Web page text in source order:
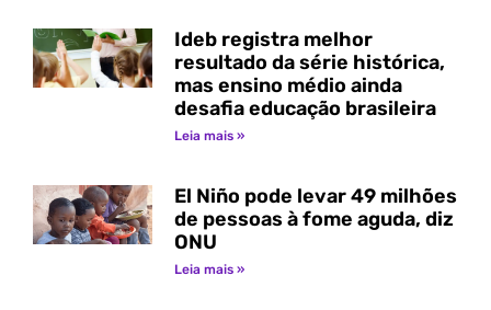
Ideb registra melhor
resultado da série histórica,
mas ensino médio ainda
desafia educação brasileira
Leia mais »
El Niño pode levar 49 milhões
de pessoas à fome aguda, diz
ONU
Leia mais »